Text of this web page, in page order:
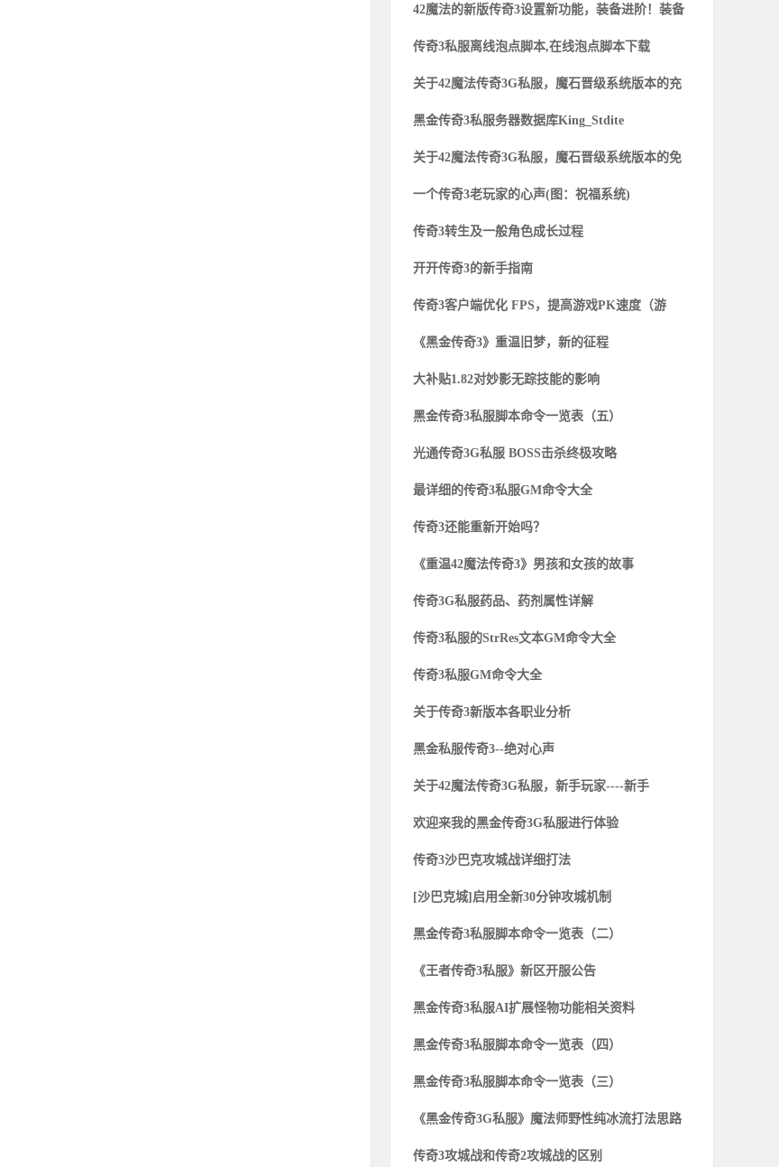
42魔法的新版传奇3设置新功能，装备进阶！装备
传奇3私服离线泡点脚本,在线泡点脚本下载
关于42魔法传奇3G私服，魔石晋级系统版本的充
黑金传奇3私服务器数据库King_Stdite
关于42魔法传奇3G私服，魔石晋级系统版本的免
一个传奇3老玩家的心声(图：祝福系统)
传奇3转生及一般角色成长过程
开开传奇3的新手指南
传奇3客户端优化 FPS，提高游戏PK速度（游
《黑金传奇3》重温旧梦，新的征程
大补贴1.82对妙影无踪技能的影响
黑金传奇3私服脚本命令一览表（五）
光通传奇3G私服 BOSS击杀终极攻略
最详细的传奇3私服GM命令大全
传奇3还能重新开始吗？
《重温42魔法传奇3》男孩和女孩的故事
传奇3G私服药品、药剂属性详解
传奇3私服的StrRes文本GM命令大全
传奇3私服GM命令大全
关于传奇3新版本各职业分析
黑金私服传奇3--绝对心声
关于42魔法传奇3G私服，新手玩家----新手
欢迎来我的黑金传奇3G私服进行体验
传奇3沙巴克攻城战详细打法
[沙巴克城]启用全新30分钟攻城机制
黑金传奇3私服脚本命令一览表（二）
《王者传奇3私服》新区开服公告
黑金传奇3私服AI扩展怪物功能相关资料
黑金传奇3私服脚本命令一览表（四）
黑金传奇3私服脚本命令一览表（三）
《黑金传奇3G私服》魔法师野性纯冰流打法思路
传奇3攻城战和传奇2攻城战的区别